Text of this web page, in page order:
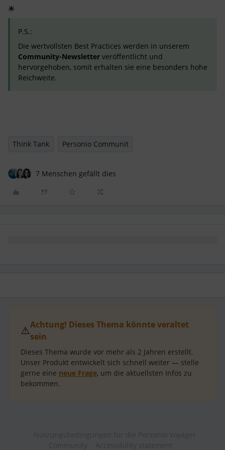
🌟
P.S.:
Die wertvollsten Best Practices werden in unserem
Community-Newsletter veröffentlicht und
hervorgehoben, somit erhalten sie eine besonders hohe
Reichweite.
Think Tank Personio Communit
7 Menschen gefällt dies
⚠️Achtung! Dieses Thema könnte veraltet
sein
Dieses Thema wurde vor mehr als 2 Jahren erstellt.
Unser Produkt entwickelt sich schnell weiter — stelle
gerne eine neue Frage, um die aktuellsten Infos zu
bekommen.